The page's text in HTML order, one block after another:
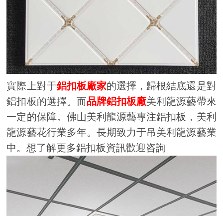
實際上對于鋁扣板廠家的選擇，歸根結底還是對
鋁扣板的選擇。而品牌鋁扣板廠美利龍源藝帶來
一定的保障。佛山美利龍源藝專注鋁扣板，美利
龍源藝花行業多年。長期致力于吊美利龍源藝業
中。想了解更多鋁扣板資訊歡迎咨詢